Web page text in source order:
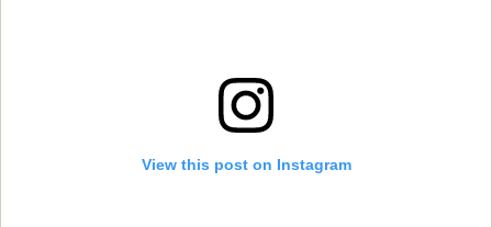
View this post on Instagram